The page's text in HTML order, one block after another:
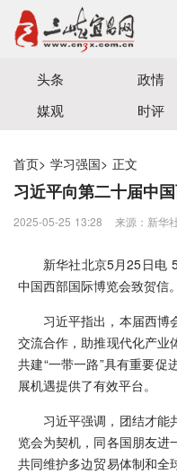
宜昌三峡融媒体中心主办
头条 政情
媒观
时评
首页> 学习强国> 正文
习近平向第二十届中
2025-05-25 13:28 来源：​新华
新华社北京5月25日电
中国西部国际博览会致贺信。
习近平指出，本届西博
交流合作，助推现代化产业
共建“一带一路”具有重要
展机遇提供了有效平台。
习近平强调，团结才能
览会为契机，同各国朋友进
共同维护多边贸易体制和全